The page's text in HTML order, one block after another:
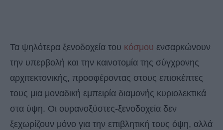
Τα ψηλότερα ξενοδοχεία του κόσμου ενσαρκώνουν
την υπερβολή και την καινοτομία της σύγχρονης
αρχιτεκτονικής, προσφέροντας στους επισκέπτες
τους μια μοναδική εμπειρία διαμονής κυριολεκτικά
στα ύψη. Οι ουρανοξύστες-ξενοδοχεία δεν
ξεχωρίζουν μόνο για την επιβλητική τους όψη, αλλά